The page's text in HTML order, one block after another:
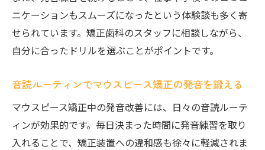
ニケーションもスムーズになったという体験談も多く寄
せられています。矯正歯科のスタッフに相談しながら、
自分に合ったドリルを選ぶことがポイントです。
音読ルーティンでマウスピース矯正の発音を鍛える
マウスピース矯正中の発音改善には、日々の音読ルーテ
ィンが効果的です。毎日決まった時間に発音練習を取り
入れることで、矯正装置への違和感も徐々に軽減されま